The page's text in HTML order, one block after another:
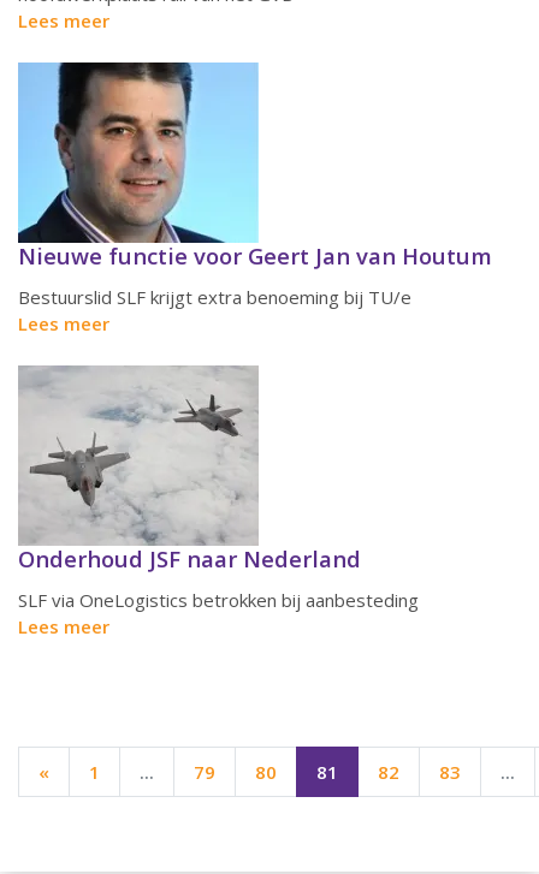
Lees meer
Nieuwe functie voor Geert Jan van Houtum
Bestuurslid SLF krijgt extra benoeming bij TU/e
Lees meer
Onderhoud JSF naar Nederland
SLF via OneLogistics betrokken bij aanbesteding
Lees meer
« 1 ... 79 80 81 82 83 ...